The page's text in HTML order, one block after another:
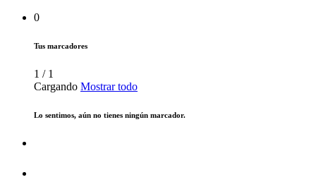
0
Tus marcadores
1 / 1
Cargando Mostrar todo
Lo sentimos, aún no tienes ningún marcador.